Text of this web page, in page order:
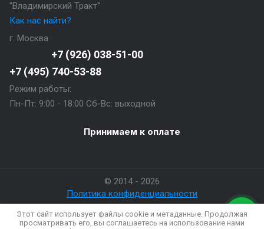
"Владимирский Тракт"
Как нас найти?
г. Москва
+7 (926) 038-51-00
+7 (495) 740-53-88
Режим работы:
Пн-Пт: 9:00 - 18:00 Сб-Вс: выходной
Принимаем к оплате
© 2014 - 2026
Политика конфиденциальности
Этот сайт использует файлы cookie и метаданные. Продолжая
просматривать его, вы соглашаетесь на использование нами